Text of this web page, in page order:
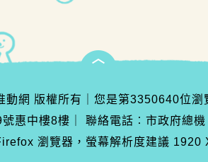
動網 版權所有 ｜您是第3350640位瀏
惠中樓8樓
聯絡電話︰市政府總
瀏覽器，螢幕解析度建議 1920